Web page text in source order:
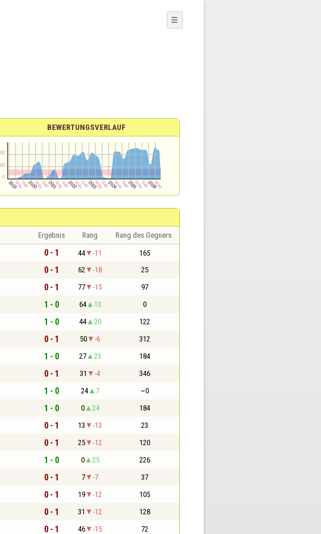
☰
BEWERTUNGSVERLAUF
Ergebnis Rang Rang des Gegners
0 - 1 44 -11 165
0 - 1 62 -18 25
0 - 1 77 -15 97
1 - 0 64 13 0
1 - 0 44 20 122
0 - 1 50 -6 312
1 - 0 27 23 184
0 - 1 31 -4 346
1 - 0 24 7 ~0
1 - 0 0 24 184
0 - 1 13 -13 23
0 - 1 25 -12 120
1 - 0 0 25 226
0 - 1 7 -7 37
0 - 1 19 -12 105
0 - 1 31 -12 128
0 - 1 46 -15 72